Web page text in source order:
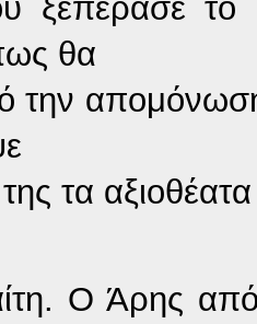
ξεπέρασε το
θα
την
τα
Ο Άρης